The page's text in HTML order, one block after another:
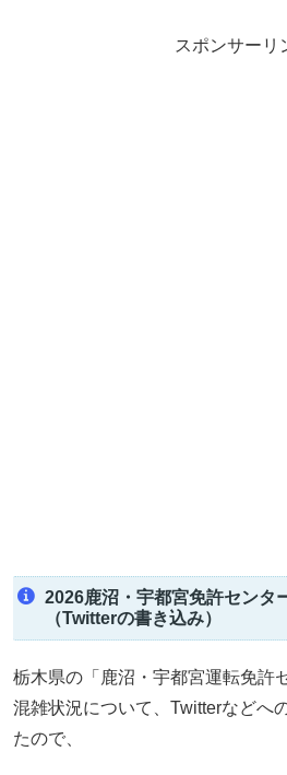
スポンサーリ
2026鹿沼・宇都宮免許センタ
（Twitterの書き込み）
栃木県の「鹿沼・宇都宮運転免許
混雑状況について、Twitterなどへ
たので、